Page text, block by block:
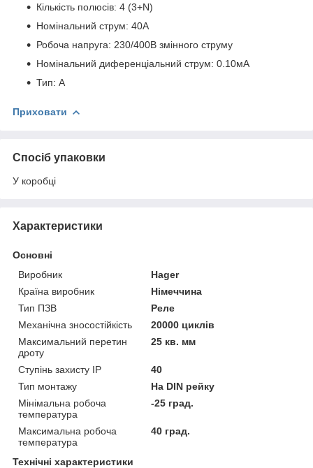
Кількість полюсів: 4 (3+N)
Номінальний струм: 40А
Робоча напруга: 230/400В змінного струму
Номінальний диференціальний струм: 0.10мА
Тип: А
Приховати
Спосіб упаковки
У коробці
Характеристики
Основні
Виробник
Hager
Країна виробник
Німеччина
Тип ПЗВ
Реле
Механічна зносостійкість
20000 циклів
Максимальний перетин
дроту
25 кв. мм
Ступінь захисту IP
40
Тип монтажу
На DIN рейку
Мінімальна робоча
температура
-25 град.
Максимальна робоча
температура
40 град.
Технічні характеристики